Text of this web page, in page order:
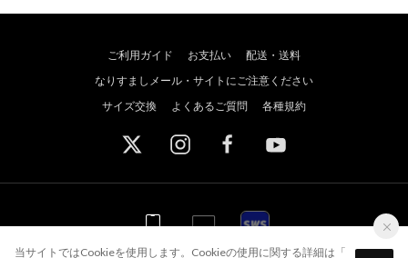
スポーツウェブショッパーズ
ご利用ガイド お支払い
配送・送料
なりすましメール・サイトにご注意ください
サイズ交換
よくあるご質問 各種規約
WEB WEB アプリ
当サイトではCookieを使用します。Cookieの使用に関する詳細は「